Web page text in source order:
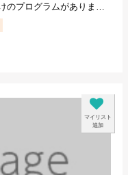
のプログラムがありま…
マイリスト
追加